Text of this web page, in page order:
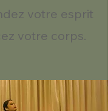
votre esprit
votre corps.